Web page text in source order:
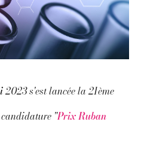
2023 s'est lancée la 21ème
"Prix Ruban